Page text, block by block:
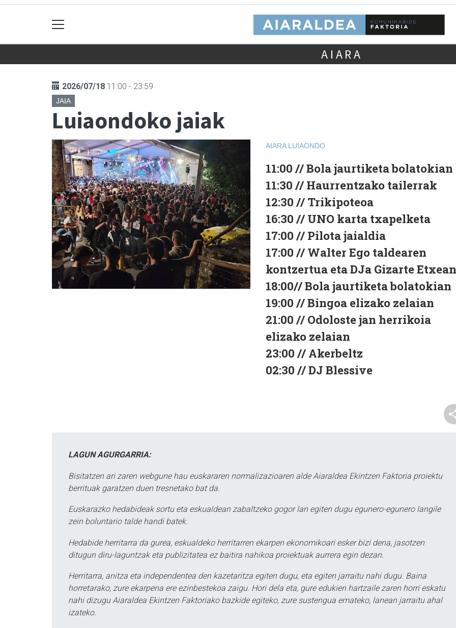
AIARA
2026/07/18 11:00 - 23:59
JAIA
Luiaondoko jaiak
AIARA LUIAONDO
11:00 // Bola jaurtiketa bolatokian
11:30 // Haurrentzako tailerrak
12:30 // Trikipoteoa
16:30 // UNO karta txapelketa
17:00 // Pilota jaialdia
17:00 // Walter Ego taldearen
kontzertua eta DJa Gizarte Etxean
18:00// Bola jaurtiketa bolatokian
19:00 // Bingoa elizako zelaian
21:00 // Odoloste jan herrikoia
elizako zelaian
23:00 // Akerbeltz
02:30 // DJ Blessive
LAGUN AGURGARRIA:
Bisitatzen ari zaren webgune hau euskararen normalizazioaren alde Aiaraldea Ekintzen Faktoria proiektu
berrituak garatzen duen tresnetako bat da.
Euskarazko hedabideak sortu eta eskualdean zabaltzeko gogor lan egiten dugu egunero-egunero langile
zein boluntario talde handi batek.
Hedabide herritarra da gurea, eskualdeko herritarren ekarpen ekonomikoari esker bizi dena, jasotzen
ditugun diru-laguntzak eta publizitatea ez baitira nahikoa proiektuak aurrera egin dezan.
Herritarra, anitza eta independentea den kazetaritza egiten dugu, eta egiten jarraitu nahi dugu. Baina
horretarako, zure ekarpena ere ezinbestekoa zaigu. Hori dela eta, gure edukien hartzaile zaren horri eskatu
nahi dizugu Aiaraldea Ekintzen Faktoriako bazkide egiteko, zure sustengua emateko, lanean jarraitu ahal
izateko.